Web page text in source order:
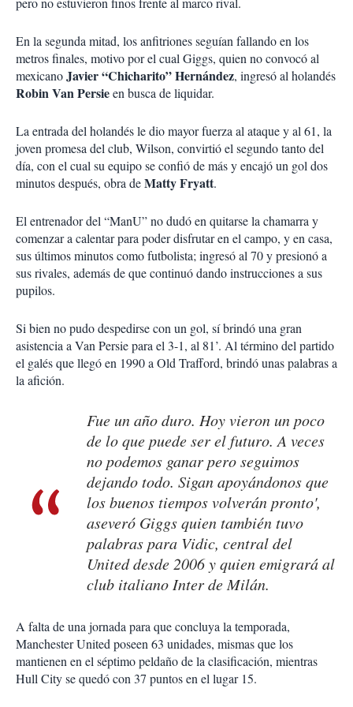
En la segunda mitad, los anfitriones seguían fallando en los
metros finales, motivo por el cual Giggs, quien no convocó al
mexicanoJavier “Chicharito” Hernández, ingresó al holandés
Robin Van Persieen busca de liquidar.
La entrada del holandés le dio mayor fuerza al ataque y al 61, la
joven promesa del club, Wilson, convirtió el segundo tanto del
día, con el cual su equipo se confió de más y encajó un gol dos
minutos después, obra deMatty Fryatt.
El entrenador del “ManU” no dudó en quitarse la chamarra y
comenzar a calentar para poder disfrutar en el campo, y en casa,
sus últimos minutos como futbolista; ingresó al 70 y presionó a
sus rivales, además de que continuó dando instrucciones a sus
pupilos.
Si bien no pudo despedirse con un gol, sí brindó una gran
asistencia a Van Persie para el 3-1, al 81’. Al término del partido
el galés que llegó en 1990 a Old Trafford, brindó unas palabras a
la afición.
Fue un año duro. Hoy vieron un poco
de lo que puede ser el futuro. A veces
no podemos ganar pero seguimos
dejando todo. Sigan apoyándonos que
los buenos tiempos volverán pronto',
aseveró Giggs quien también tuvo
palabras para Vidic, central del
United desde 2006 y quien emigrará al
club italiano Inter de Milán.
A falta de una jornada para que concluya la temporada,
Manchester United poseen 63 unidades, mismas que los
mantienen en el séptimo peldaño de la clasificación, mientras
Hull City se quedó con 37 puntos en el lugar 15.